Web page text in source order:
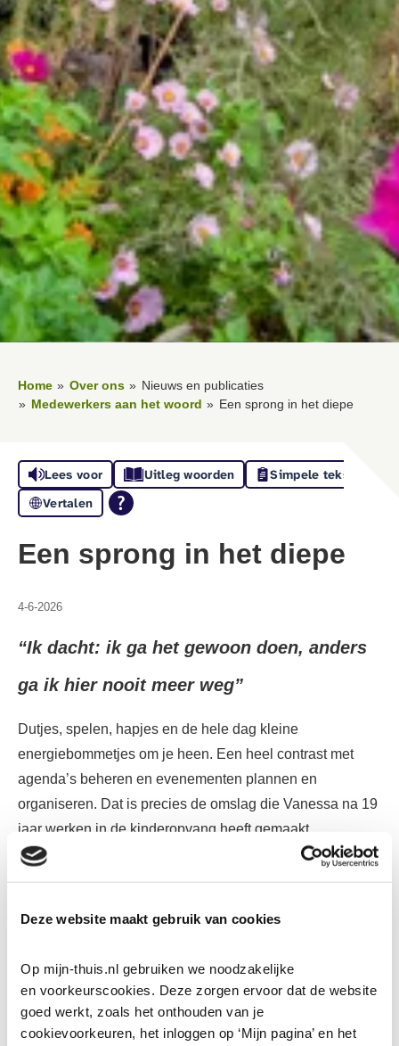
Deze website maakt gebruik van cookies
Op mijn-thuis.nl gebruiken we noodzakelijke
en voorkeurscookies. Deze zorgen ervoor dat de website
goed werkt, zoals het onthouden van je
cookievoorkeuren, het inloggen op ‘Mijn pagina’ en het
Home Over ons
Nieuws en publicaties
Medewerkers aan het woord
Een sprong in het diepe
Lees voor Uitleg woorden
Simpele tekst
Vertalen
Een sprong in het diepe
4-6-2026
“Ik dacht: ik ga het gewoon doen, anders
ga ik hier nooit meer weg”
Dutjes, spelen, hapjes en de hele dag kleine
energiebommetjes om je heen. Een heel contrast met
agenda’s beheren en evenementen plannen en
organiseren. Dat is precies de omslag die Vanessa na 19
jaar werken in de kinderopvang heeft gemaakt.